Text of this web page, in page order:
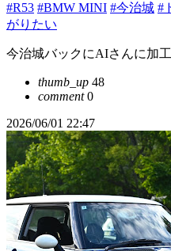
#R53 #BMW MINI #今治城 #
がりたい
今治城バックにAIさんに加
thumb_up 48
comment0
2026/06/01 22:47